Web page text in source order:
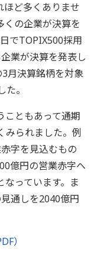
ほど多くありませ
くの企業が決算を
でTOPIX500採用
業が決算を発表し
月決算銘柄を対象
。
こともあって通期
みられました。例
字を見込むもの
億円の営業赤字へ
っています。ま
通しを2040億円
）